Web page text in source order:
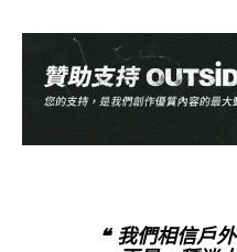
❝ 我們相信戶